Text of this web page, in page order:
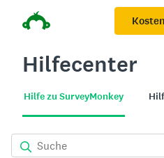
Hilfecenter
Hilfe zu SurveyMonkey